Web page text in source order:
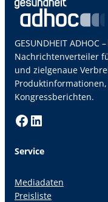
GESUNDHEIT
Nachrichtenverteiler
und zielgenaue
Kongressberichten.
Facebook LinkedIn
Service
Mediadaten
Preisliste